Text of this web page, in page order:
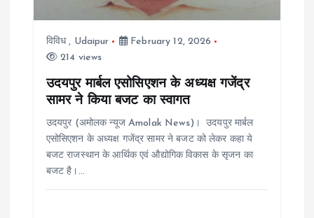
विविध, Udaipur
February 12, 2026
214 views
उदयपुर मार्बल एसोसिएशन के अध्यक्ष गजेंद्र
सामर ने किया बजट का स्वागत
उदयपुर (अमोलक न्यूज Amolak News)। उदयपुर मार्बल
एसोसिएशन के अध्यक्ष गजेंद्र सामर ने बजट को लेकर कहा ये
बजट राजस्थान के आर्थिक एवं औद्योगिक विकास के सृजन का
बजट है।…